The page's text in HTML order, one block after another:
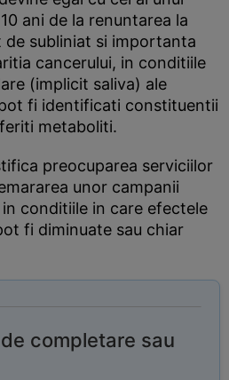
ani de la renuntarea la
subliniat si importanta
cancerului, in conditiile
(implicit saliva) ale
fi identificati constituentii
metaboliti.
preocuparea serviciilor
unor campanii
conditiile in care efectele
fi diminuate sau chiar
completare sau